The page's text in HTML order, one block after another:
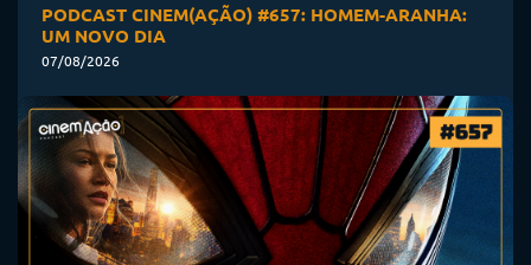
PODCAST CINEM(AÇÃO) #657: HOMEM-ARANHA:
UM NOVO DIA
07/08/2026